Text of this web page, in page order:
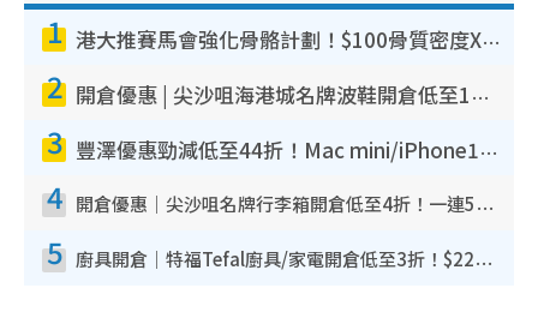
1 港大推賽馬會強化骨骼計劃！$100骨質密度X光檢查 完成免費運動訓練送超市禮券！附參加資格
2 開倉優惠 | 尖沙咀海港城名牌波鞋開倉低至1折！On鞋$899起／Joy&Peace鞋履$98起
3 豐澤優惠勁減低至44折！Mac mini/iPhone17Pro大減價！廚房家電$220起
4 開倉優惠｜尖沙咀名牌行李箱開倉低至4折！一連5日 American Tourister/ace./Hallmark $200起！
5 廚具開倉｜特福Tefal廚具/家電開倉低至3折！$220起買平底鍋/炒鑊/湯煲！電飯煲/吸塵機/燙斗$418起